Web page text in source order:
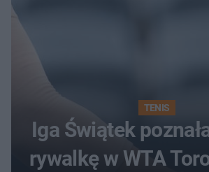
TENIS
Iga Świątek
rywalkę w WTA